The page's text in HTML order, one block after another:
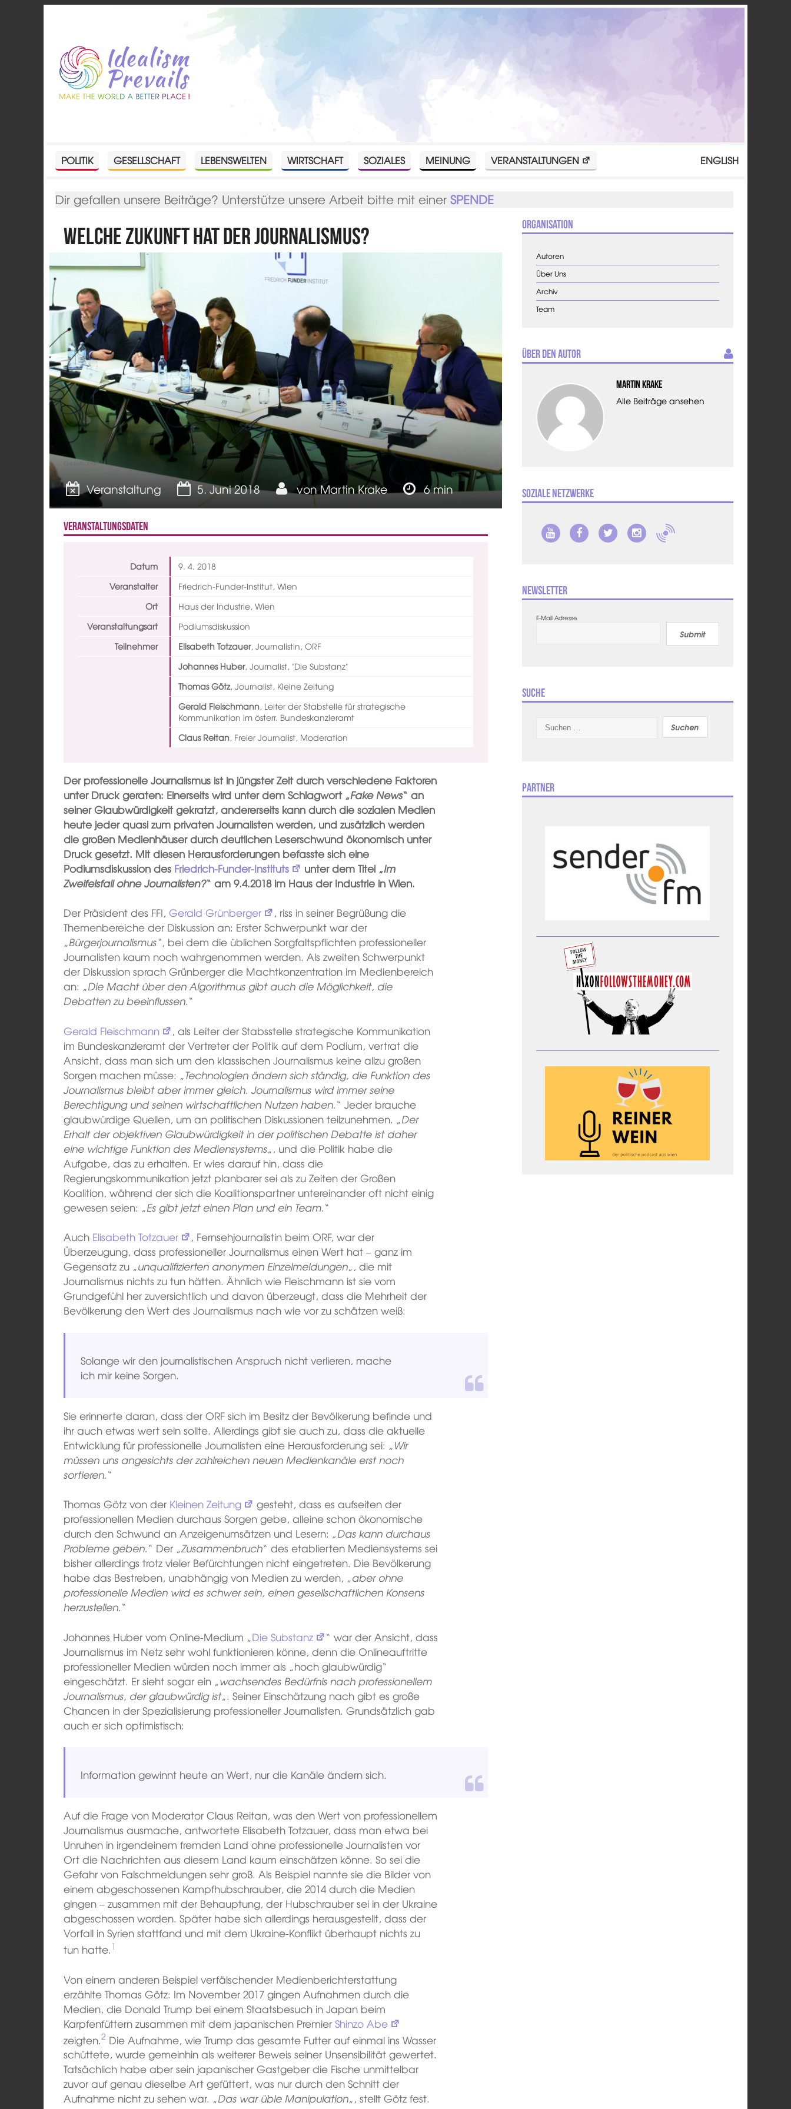
POLITIK GESELLSCHAFT LEBENSWELTEN WIRTSCHAFT SOZIALES MEINUNG VERANSTALTUNGEN ENGLISH
Dir gefallen unsere Beiträge? Unterstütze unsere Arbeit bitte mit einerSPENDE
Welche Zukunft hat der Journalismus?
Gesellschaft
Veranstaltung 5. Juni 2018 vonMartin Krake 6 min
Veranstaltungsdaten
Datum 9. 4. 2018
Veranstalter
Friedrich-Funder-Institut, Wien
Ort
Haus der Industrie, Wien
Veranstaltungsart
Podiumsdiskussion
Teilnehmer
Elisabeth Totzauer,Journalistin, ORF
Johannes Huber,Journalist, "Die Substanz"
Thomas Götz,Journalist, Kleine Zeitung
Gerald Fleischmann, Leiter der Stabstelle für strategische
Kommunikation im österr. Bundeskanzleramt
Claus Reitan, Freier Journalist, Moderation
Der professionelle Journalismus ist in jüngster Zeit durch verschiedene Faktoren
unter Druck geraten: Einerseits wird unter dem Schlagwort „Fake News“ an
seiner Glaubwürdigkeit gekratzt, andererseits kann durch die sozialen Medien
heute jeder quasi zum privaten Journalisten werden, und zusätzlich werden
die großen Medienhäuser durch deutlichen Leserschwund ökonomisch unter
Druck gesetzt. Mit diesen Herausforderungen befasste sich eine
Podiumsdiskussion des Friedrich-Funder-Instituts unter dem Titel „Im
Zweifelsfall ohne Journalisten?“ am 9.4.2018 im Haus der Industrie in Wien.
Der Präsident des FFI,Gerald Grünberger
, riss in seiner Begrüßung die
Themenbereiche der Diskussion an: Erster Schwerpunkt war der
„Bürgerjournalismus“, bei dem die üblichen Sorgfaltspflichten professioneller
Journalisten kaum noch wahrgenommen werden. Als zweiten Schwerpunkt
der Diskussion sprach Grünberger die Machtkonzentration im Medienbereich
an: „Die Macht über den Algorithmus gibt auch die Möglichkeit, die
Debatten zu beeinflussen.“
Gerald Fleischmann
, als Leiter der Stabsstelle strategische Kommunikation
im Bundeskanzleramt der Vertreter der Politik auf dem Podium, vertrat die
Ansicht, dass man sich um den klassischen Journalismus keine allzu großen
Sorgen machen müsse: „Technologien ändern sich ständig, die Funktion des
Journalismus bleibt aber immer gleich. Journalismus wird immer seine
Berechtigung und seinen wirtschaftlichen Nutzen haben.“ Jeder brauche
glaubwürdige Quellen, um an politischen Diskussionen teilzunehmen. „Der
Erhalt der objektiven Glaubwürdigkeit in der politischen Debatte ist daher
eine wichtige Funktion des Mediensystems„, und die Politik habe die
Aufgabe, das zu erhalten. Er wies darauf hin, dass die
Regierungskommunikation jetzt planbarer sei als zu Zeiten der Großen
Koalition, während der sich die Koalitionspartner untereinander oft nicht einig
gewesen seien: „Es gibt jetzt einen Plan und ein Team.“
Auch Elisabeth Totzauer
, Fernsehjournalistin beim ORF, war der
Überzeugung, dass professioneller Journalismus einen Wert hat – ganz im
Gegensatz zu „unqualifizierten anonymen Einzelmeldungen„, die mit
Journalismus nichts zu tun hätten. Ähnlich wie Fleischmann ist sie vom
Grundgefühl her zuversichtlich und davon überzeugt, dass die Mehrheit der
Bevölkerung den Wert des Journalismus nach wie vor zu schätzen weiß:
Solange wir den journalistischen Anspruch nicht verlieren, mache
ich mir keine Sorgen.
Sie erinnerte daran, dass der ORF sich im Besitz der Bevölkerung befinde und
ihr auch etwas wert sein sollte. Allerdings gibt sie auch zu, dass die aktuelle
Entwicklung für professionelle Journalisten eine Herausforderung sei: „Wir
müssen uns angesichts der zahlreichen neuen Medienkanäle erst noch
sortieren.“
Thomas Götz von der Kleinen Zeitung
gesteht, dass es aufseiten der
professionellen Medien durchaus Sorgen gebe, alleine schon ökonomische
durch den Schwund an Anzeigenumsätzen und Lesern: „Das kann durchaus
Probleme geben.“ Der „Zusammenbruch“ des etablierten Mediensystems sei
bisher allerdings trotz vieler Befürchtungen nicht eingetreten. Die Bevölkerung
habe das Bestreben, unabhängig von Medien zu werden, „aber ohne
professionelle Medien wird es schwer sein, einen gesellschaftlichen Konsens
herzustellen.“
Johannes Huber vom Online-Medium „Die Substanz
“ war der Ansicht, dass
Journalismus im Netz sehr wohl funktionieren könne, denn die Onlineauftritte
professioneller Medien würden noch immer als „hoch glaubwürdig“
eingeschätzt. Er sieht sogar ein „wachsendes Bedürfnis nach professionellem
Journalismus, der glaubwürdig ist„. Seiner Einschätzung nach gibt es große
Chancen in der Spezialisierung professioneller Journalisten. Grundsätzlich gab
auch er sich optimistisch:
Information gewinnt heute an Wert, nur die Kanäle ändern sich.
Auf die Frage von Moderator Claus Reitan, was den Wert von professionellem
Journalismus ausmache, antwortete Elisabeth Totzauer, dass man etwa bei
Unruhen in irgendeinem fremden Land ohne professionelle Journalisten vor
Ort die Nachrichten aus diesem Land kaum einschätzen könne. So sei die
Gefahr von Falschmeldungen sehr groß. Als Beispiel nannte sie die Bilder von
einem abgeschossenen Kampfhubschrauber, die 2014 durch die Medien
gingen – zusammen mit der Behauptung, der Hubschrauber sei in der Ukraine
abgeschossen worden. Später habe sich allerdings herausgestellt, dass der
Vorfall in Syrien stattfand und mit dem Ukraine-Konflikt überhaupt nichts zu
tun hatte. 1
Von einem anderen Beispiel verfälschender Medienberichterstattung
erzählte Thomas Götz: Im November 2017 gingen Aufnahmen durch die
Medien, die Donald Trump bei einem Staatsbesuch in Japan beim
Karpfenfüttern zusammen mit dem japanischen PremierShinzo Abe
zeigten.2 Die Aufnahme, wie Trump das gesamte Futter auf einmal ins Wasser
schüttete, wurde gemeinhin als weiterer Beweis seiner Unsensibilität gewertet.
Tatsächlich habe aber sein japanischer Gastgeber die Fische unmittelbar
zuvor auf genau dieselbe Art gefüttert, was nur durch den Schnitt der
Aufnahme nicht zu sehen war. „Das war üble Manipulation„, stellt Götz fest.
Organisation
Autoren
Über Uns
Archiv
Team
Über den Autor
Martin Krake
Alle Beiträge ansehen
Soziale Netzwerke
Newsletter
E-Mail Adresse
Submit
Suche
nach:
Partner